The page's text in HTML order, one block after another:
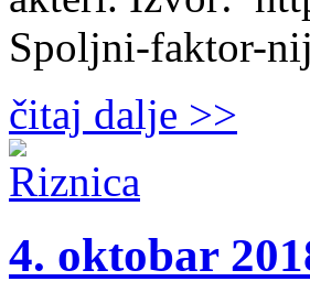
Spoljni-faktor-
čitaj dalje >>
4. oktobar